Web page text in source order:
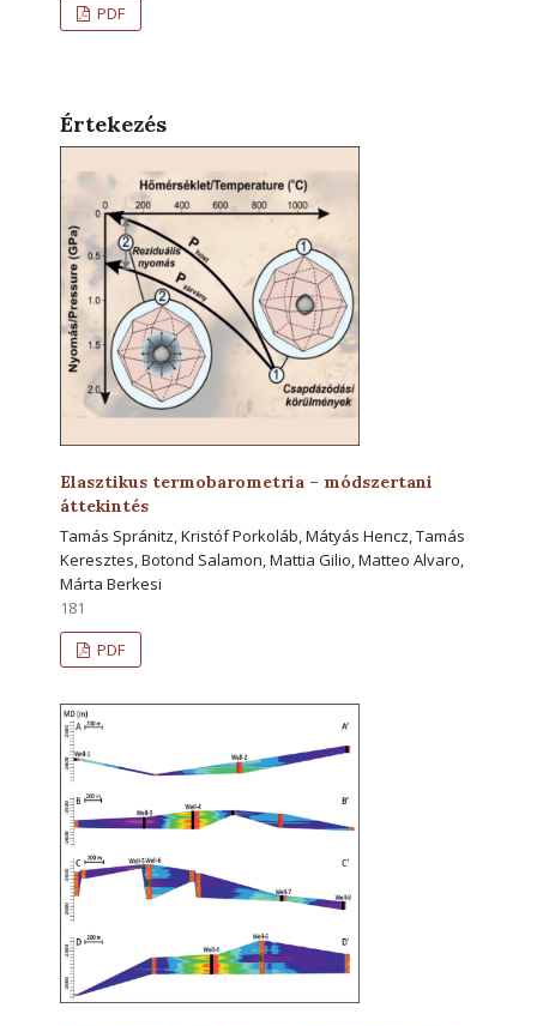
PDF
Értekezés
Elasztikus termobarometria – módszertani
áttekintés
Tamás Spránitz, Kristóf Porkoláb, Mátyás Hencz, Tamás
Keresztes, Botond Salamon, Mattia Gilio, Matteo Alvaro,
Márta Berkesi
181
PDF